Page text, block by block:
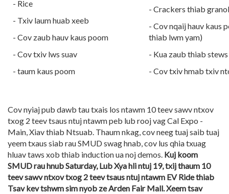
- Rice
- Txiv laum huab xeeb
- Cov zaub hauv kaus poom
- Cov txiv lws suav
- taum kaus poom
- Crackers thiab
- Cov nqaij hauv kaus
thiab lwm yam)
- Kua zaub thiab stews
- Cov txiv hmab txiv
Cov nyiaj pub dawb tau txais los ntawm 10 teev sawv ntxov
txog 2 teev tsaus ntuj ntawm peb lub rooj vag Cal Expo -
Main, Xiav thiab Ntsuab. Thaum nkag, cov neeg tuaj saib tuaj
yeem txaus siab rau SMUD swag hnab, cov lus qhia txuag
hluav taws xob thiab induction ua noj demos. Kuj koom
SMUD rau hnub Saturday, Lub Xya hli ntuj 19, txij thaum 10
teev sawv ntxov txog 2 teev tsaus ntuj ntawm EV Ride thiab
Tsav kev tshwm sim nyob ze Arden Fair Mall. Xeem tsav